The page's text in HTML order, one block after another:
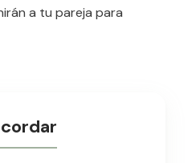
a tu pareja para